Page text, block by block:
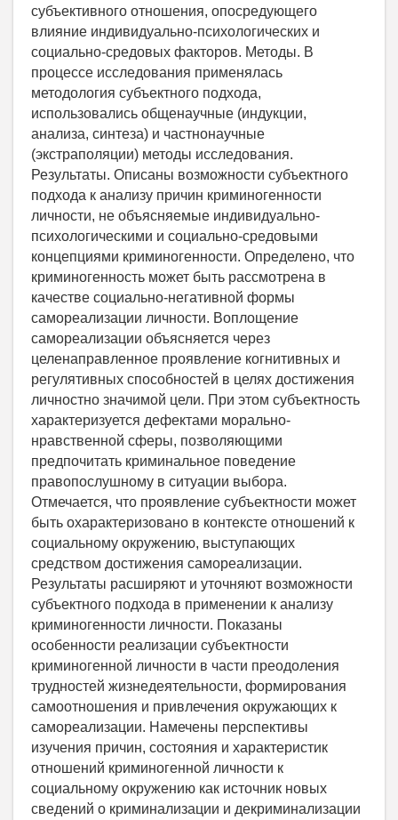
субъективного отношения, опосредующего
влияние индивидуально-психологических и
социально-средовых факторов. Методы. В
процессе исследования применялась
методология субъектного подхода,
использовались общенаучные (индукции,
анализа, синтеза) и частнонаучные
(экстраполяции) методы исследования.
Результаты. Описаны возможности субъектного
подхода к анализу причин криминогенности
личности, не объясняемые индивидуально-
психологическими и социально-средовыми
концепциями криминогенности. Определено, что
криминогенность может быть рассмотрена в
качестве социально-негативной формы
самореализации личности. Воплощение
самореализации объясняется через
целенаправленное проявление когнитивных и
регулятивных способностей в целях достижения
личностно значимой цели. При этом субъектность
характеризуется дефектами морально-
нравственной сферы, позволяющими
предпочитать криминальное поведение
правопослушному в ситуации выбора.
Отмечается, что проявление субъектности может
быть охарактеризовано в контексте отношений к
социальному окружению, выступающих
средством достижения самореализации.
Результаты расширяют и уточняют возможности
субъектного подхода в применении к анализу
криминогенности личности. Показаны
особенности реализации субъектности
криминогенной личности в части преодоления
трудностей жизнедеятельности, формирования
самоотношения и привлечения окружающих к
самореализации. Намечены перспективы
изучения причин, состояния и характеристик
отношений криминогенной личности к
социальному окружению как источник новых
сведений о криминализации и декриминализации